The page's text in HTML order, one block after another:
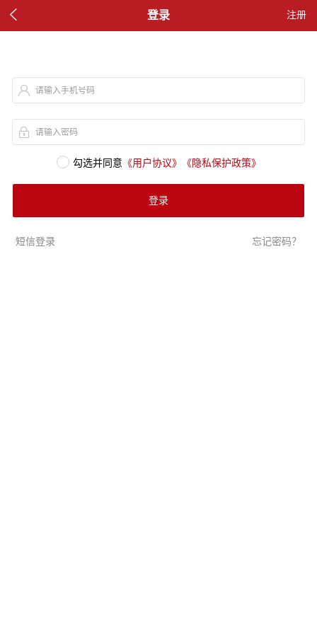
 登录 注册
请输入手机号码
请输入密码
勾选并同意 《用户协议》 《隐私保护政策》
登录
短信登录 忘记密码？